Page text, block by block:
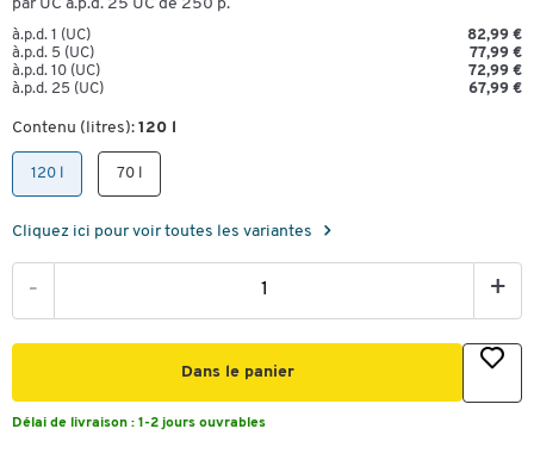
par UC à.p.d. 25 UC de 250 p.
à.p.d. 1 (UC)
82,99 €
à.p.d. 5 (UC)
77,99 €
à.p.d. 10 (UC)
72,99 €
à.p.d. 25 (UC)
67,99 €
Contenu (litres): 120 l
120 l 70 l
Cliquez ici pour voir toutes les variantes
- +
Dans le panier
Délai de livraison : 1-2 jours ouvrables